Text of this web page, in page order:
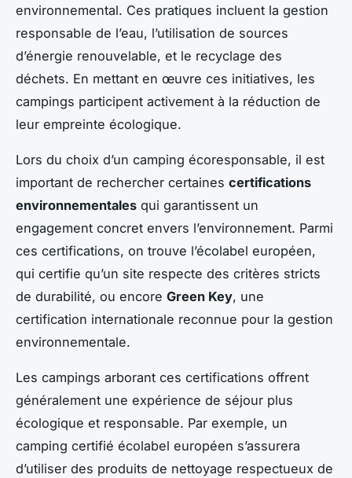
environnemental. Ces pratiques incluent la gestion
responsable de l’eau, l’utilisation de sources
d’énergie renouvelable, et le recyclage des
déchets. En mettant en œuvre ces initiatives, les
campings participent activement à la réduction de
leur empreinte écologique.
Lors du choix d’un camping écoresponsable, il est
important de rechercher certaines certifications
environnementales qui garantissent un
engagement concret envers l’environnement. Parmi
ces certifications, on trouve l’écolabel européen,
qui certifie qu’un site respecte des critères stricts
de durabilité, ou encore Green Key, une
certification internationale reconnue pour la gestion
environnementale.
Les campings arborant ces certifications offrent
généralement une expérience de séjour plus
écologique et responsable. Par exemple, un
camping certifié écolabel européen s’assurera
d’utiliser des produits de nettoyage respectueux de